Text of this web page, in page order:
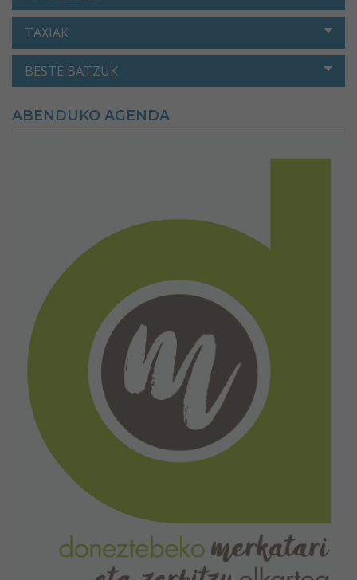
TAXIAK
BESTE BATZUK
ABENDUKO AGENDA